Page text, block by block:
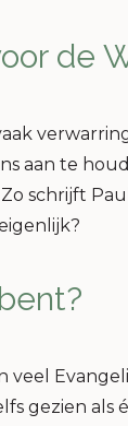
de
aan te
Zo schrijft
veel
gezien als